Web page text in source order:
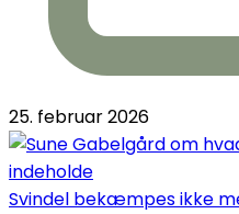
25. februar 2026
Svindel bekæmpes ikke